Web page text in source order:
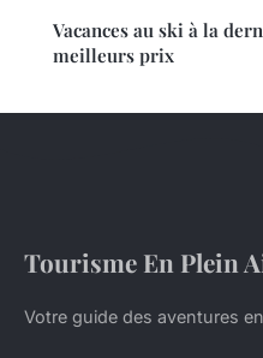
Vacances au ski à la
meilleurs prix
Tourisme En Plein
Votre guide des aventures